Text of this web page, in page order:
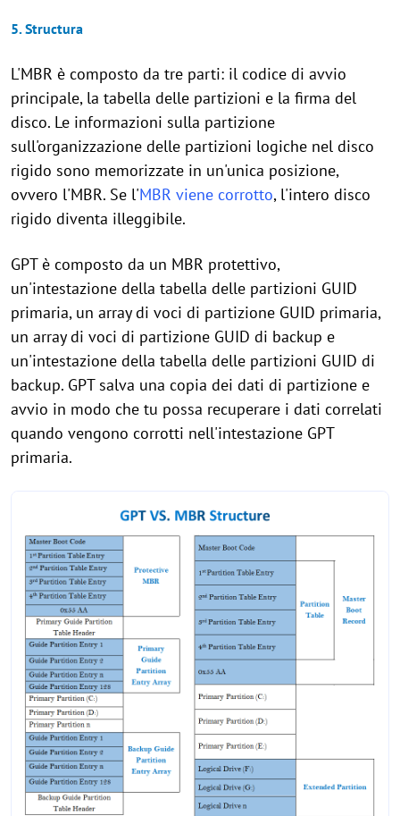
5. Structura
L'MBR è composto da tre parti: il codice di avvio
principale, la tabella delle partizioni e la firma del
disco. Le informazioni sulla partizione
sull'organizzazione delle partizioni logiche nel disco
rigido sono memorizzate in un'unica posizione,
ovvero l'MBR. Se l'MBR viene corrotto, l'intero disco
rigido diventa illeggibile.
GPT è composto da un MBR protettivo,
un'intestazione della tabella delle partizioni GUID
primaria, un array di voci di partizione GUID primaria,
un array di voci di partizione GUID di backup e
un'intestazione della tabella delle partizioni GUID di
backup. GPT salva una copia dei dati di partizione e
avvio in modo che tu possa recuperare i dati correlati
quando vengono corrotti nell'intestazione GPT
primaria.